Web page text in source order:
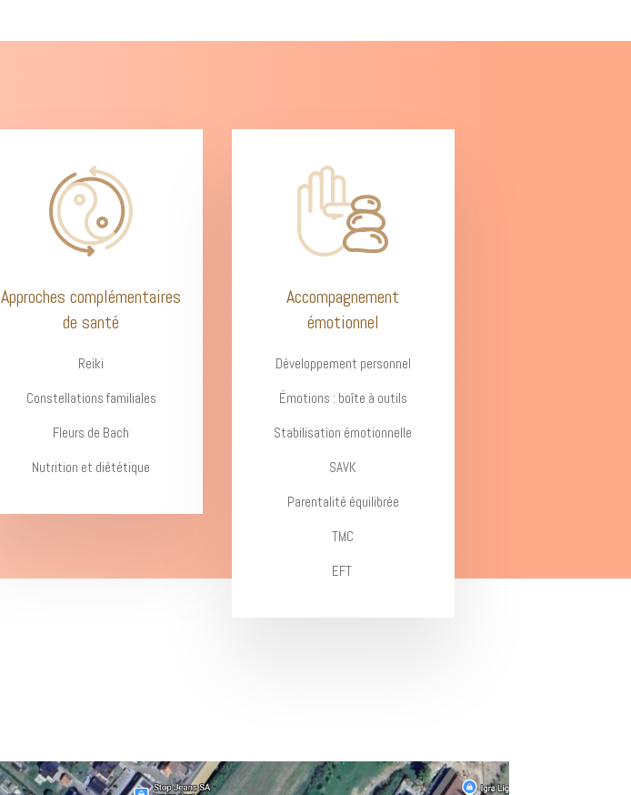
Approches complémentaires
de santé
Reiki
Constellations familiales
Fleurs de Bach
Nutrition et diététique
Accompagnement
émotionnel
Développement personnel
Émotions : boîte à outils
Stabilisation émotionnelle
SAVK
Parentalité équilibrée
TMC
EFT